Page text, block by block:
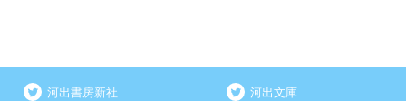
河出書房新社 河出文庫